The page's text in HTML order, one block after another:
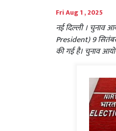
Fri Aug 1 , 2025
नई दिल्ली । चुनाव
President) 9
की गई है। चुनाव